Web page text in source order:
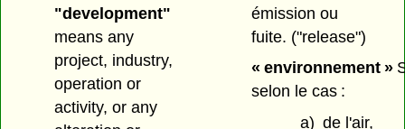
"development"
means any
project, industry,
operation or
activity, or any
émission ou
fuite. ("release")
« environnement »
selon le cas :
a) de l'air,